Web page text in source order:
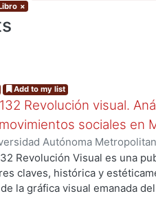
×
Add to my list
Revolución visual.
sociales en
Autónoma
Leroux, Jorge Gabriel;Arroyo
Jorge;Del Castillo Troncoso,
Arnulfo;Tamayo, Sergio;
Revolución Visual es una
claves, histórica y
la gráfica visual emanada